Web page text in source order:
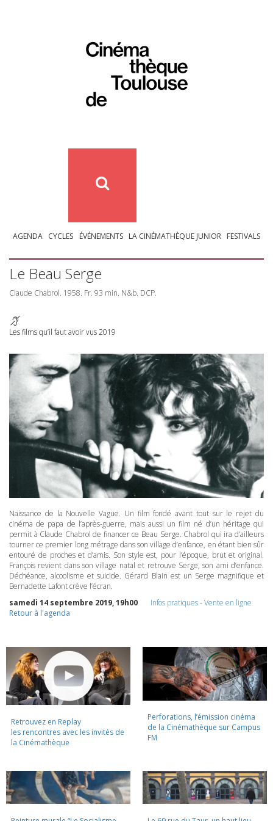
AGENDA CYCLES ÉVÉNEMENTS LA CINÉMATHÈQUE JUNIOR FESTIVALS
Le Beau Serge
Claude Chabrol. 1958. Fr. 93 min. N&b. DCP.
Les films qu’il faut avoir vus 2019
Naissance de la Nouvelle Vague. Un film fondé avant tout sur le rejet du
cinéma de papa de l’après-guerre, mais aussi un film né d’un héritage qui
permit à Claude Chabrol de financer ce Beau Serge. Chabrol qui ira d’ailleurs
tourner ce premier long métrage dans son village d’enfance, en étant bien sûr
entouré de proches et d’amis. Son style est, pour l’époque, brut et original.
François revient dans son village natal et retrouve Serge, son ami d’enfance.
Déchéance, alcoolisme et suicide. Gérard Blain est un Serge magnifique et
Bernadette Lafont crève l’écran.
samedi 14 septembre 2019, 19h00
Infos pratiques-Vente en ligne
Retour à l'agenda
Retrouvez en Replay
les rencontres avec les invités de
la Cinémathèque
Perforations, l’émission cinéma
de la Cinémathèque sur Campus
FM